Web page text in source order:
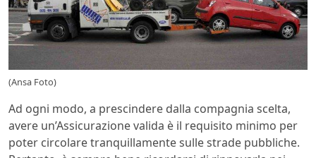
(Ansa Foto)
Ad ogni modo, a prescindere dalla compagnia scelta,
avere un’Assicurazione valida è il requisito minimo per
poter circolare tranquillamente sulle strade pubbliche.